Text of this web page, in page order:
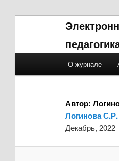
Skip to
Skip to
О журнале
Автор:
Логинова
Декабрь, 2022